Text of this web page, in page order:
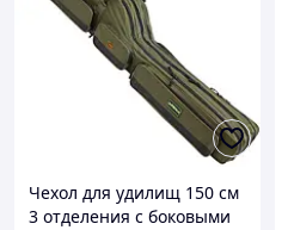
Чехол для удилищ 150 см
3 отделения с боковыми